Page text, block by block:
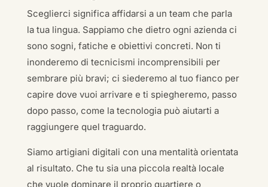
Sceglierci significa affidarsi a un team che parla
la tua lingua. Sappiamo che dietro ogni azienda ci
sono sogni, fatiche e obiettivi concreti. Non ti
inonderemo di tecnicismi incomprensibili per
sembrare più bravi; ci siederemo al tuo fianco per
capire dove vuoi arrivare e ti spiegheremo, passo
dopo passo, come la tecnologia può aiutarti a
raggiungere quel traguardo.
Siamo artigiani digitali con una mentalità orientata
al risultato. Che tu sia una piccola realtà locale
che vuole dominare il proprio quartiere o